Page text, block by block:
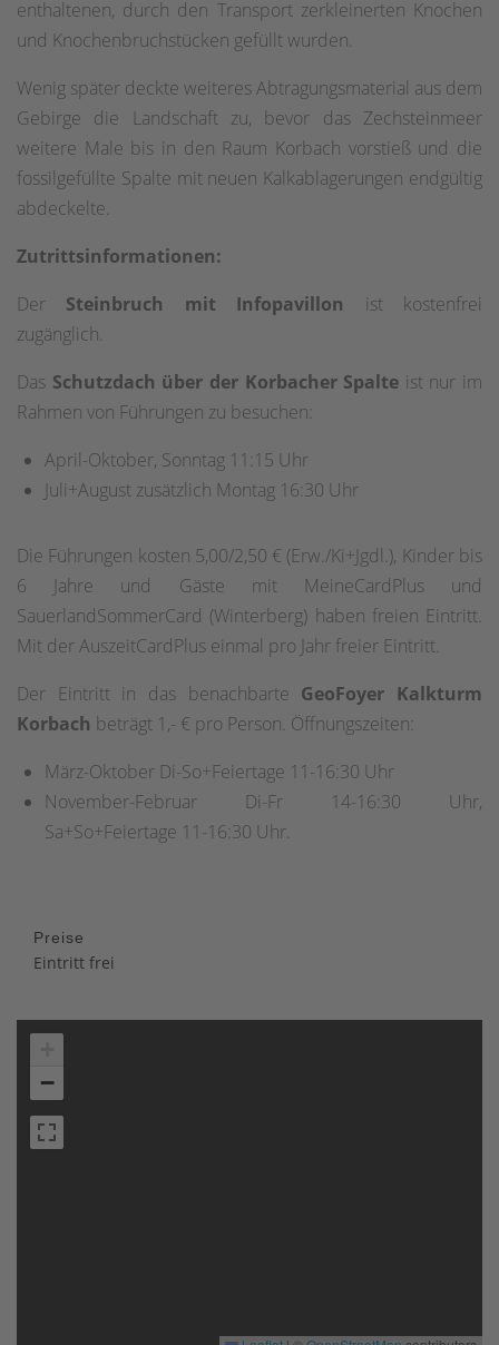
enthaltenen, durch den Transport zerkleinerten Knochen
und Knochenbruchstücken gefüllt wurden.
Wenig später deckte weiteres Abtragungsmaterial aus dem
Gebirge die Landschaft zu, bevor das Zechsteinmeer
weitere Male bis in den Raum Korbach vorstieß und die
fossilgefüllte Spalte mit neuen Kalkablagerungen endgültig
abdeckelte.
Zutrittsinformationen:
Der Steinbruch mit Infopavillon
ist kostenfrei
zugänglich.
Das Schutzdach über der Korbacher Spalte ist nur im
Rahmen von Führungen zu besuchen:
April-Oktober, Sonntag 11:15 Uhr
Juli+August zusätzlich Montag 16:30 Uhr
Die Führungen kosten 5,00/2,50 € (Erw./Ki+Jgdl.), Kinder bis
6 Jahre und Gäste mit MeineCardPlus und
SauerlandSommerCard (Winterberg) haben freien Eintritt.
Mit der AuszeitCardPlus einmal pro Jahr freier Eintritt.
Der Eintritt in das benachbarte GeoFoyer Kalkturm
Korbach beträgt 1,- € pro Person. Öffnungszeiten:
März-Oktober Di-So+Feiertage 11-16:30 Uhr
November-Februar Di-Fr 14-16:30 Uhr,
Sa+So+Feiertage 11-16:30 Uhr.
Preise
Eintritt frei
−